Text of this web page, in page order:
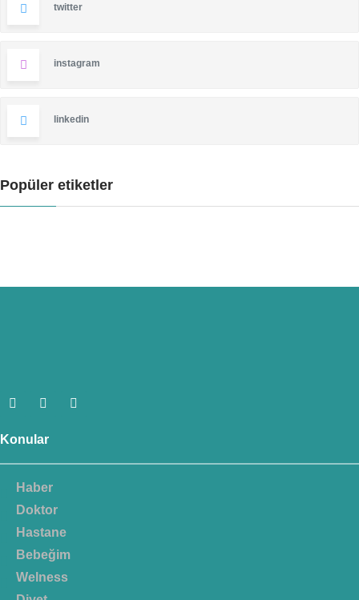
twitter
instagram
linkedin
Popüler etiketler
Konular
Haber
Doktor
Hastane
Bebeğim
Welness